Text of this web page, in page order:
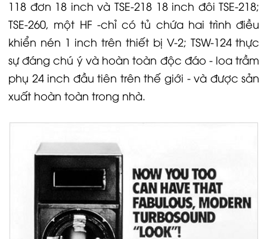
118 đơn 18 inch và TSE-218 18 inch đôi TSE-218;
TSE-260, một HF -chỉ có tủ chứa hai trình điều
khiển nén 1 inch trên thiết bị V-2; TSW-124 thực
sự đáng chú ý và hoàn toàn độc đáo - loa trầm
phụ 24 inch đầu tiên trên thế giới - và được sản
xuất hoàn toàn trong nhà.